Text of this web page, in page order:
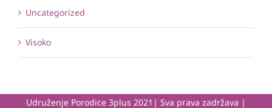
Uncategorized
Visoko
Udruženje Porodice 3plus 2021| Sva prava zadržava |